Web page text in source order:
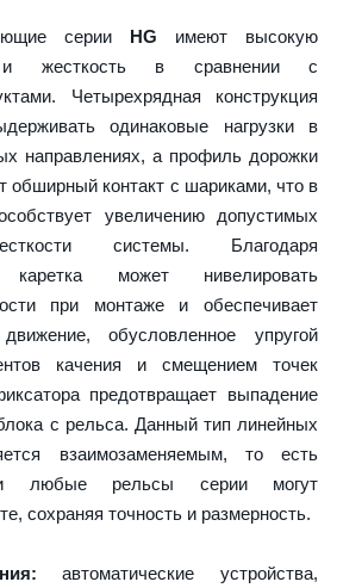
серии HG имеют высокую
и жесткость в сравнении с
Четырехрядная конструкция
одинаковые нагрузки в
направлениях, а профиль дорожки
обширный контакт с шариками, что в
увеличению допустимых
системы. Благодаря
каретка может нивелировать
при монтаже и обеспечивает
обусловленное упругой
качения и смещением точек
предотвращает выпадение
с рельса. Данный тип линейных
взаимозаменяемым, то есть
любые рельсы серии могут
сохраняя точность и размерность.
автоматические устройства,